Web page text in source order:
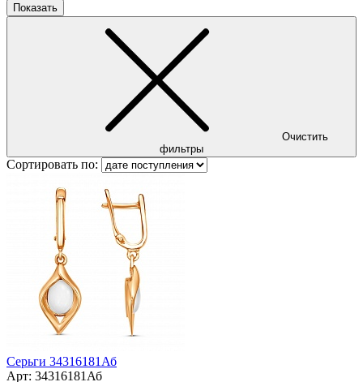
Показать
Очистить
фильтры
Сортировать по:
Серьги 34316181Аб
Арт: 34316181Аб